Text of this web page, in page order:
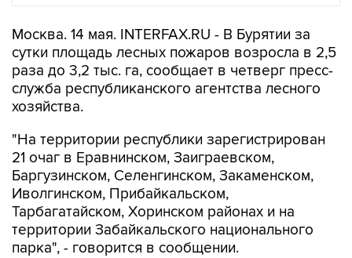
Москва. 14 мая. INTERFAX.RU - В Бурятии за
сутки площадь лесных пожаров возросла в 2,5
раза до 3,2 тыс. га, сообщает в четверг пресс-
служба республиканского агентства лесного
хозяйства.
"На территории республики зарегистрирован
21 очаг в Еравнинском, Заиграевском,
Баргузинском, Селенгинском, Закаменском,
Иволгинском, Прибайкальском,
Тарбагатайском, Хоринском районах и на
территории Забайкальского национального
парка", - говорится в сообщении.